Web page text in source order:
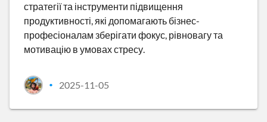
стратегії та інструменти підвищення
продуктивності, які допомагають бізнес-
професіоналам зберігати фокус, рівновагу та
мотивацію в умовах стресу.
• 2025-11-05